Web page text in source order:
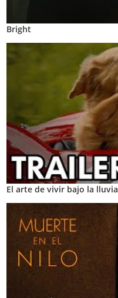
Bright
El arte de vivir bajo la lluvia